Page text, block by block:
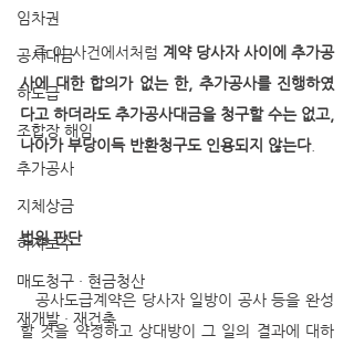
임차권
공사대금
하도급
조합장 해임
추가공사
지체상금
하자보수
매도청구 · 현금청산
재개발 · 재건축
   즉 이 사건에서처럼
계약 당사자 사이에 추가공
사에 대한 합의가 없는 한, 추가공사를 진행하였
다고 하더라도 추가공사대금을 청구할 수는 없고,
나아가 부당이득 반환청구도 인용되지 않는다.
법원 판단
할 것을 약정하고 상대방이 그 일의 결과에 대하